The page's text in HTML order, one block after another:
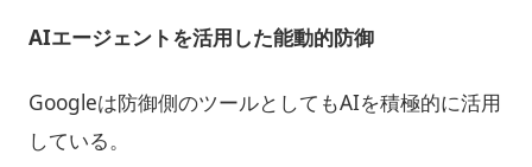
AIエージェントを活用した能動的防御
Googleは防御側のツールとしてもAIを積極的に活用
している。